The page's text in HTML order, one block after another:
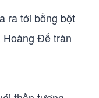
ra tới bồng bột
Hoàng Đế tràn